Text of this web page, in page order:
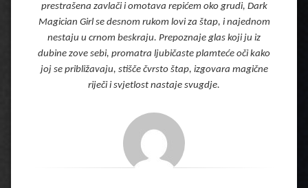
prestrašena zavlači i omotava repićem oko grudi, Dark
Magician Girl se desnom rukom lovi za štap, i najednom
nestaju u crnom beskraju. Prepoznaje glas koji ju iz
dubine zove sebi, promatra ljubičaste plamteće oči kako
joj se približavaju, stišče čvrsto štap, izgovara magične
riječi i svjetlost nastaje svugdje.